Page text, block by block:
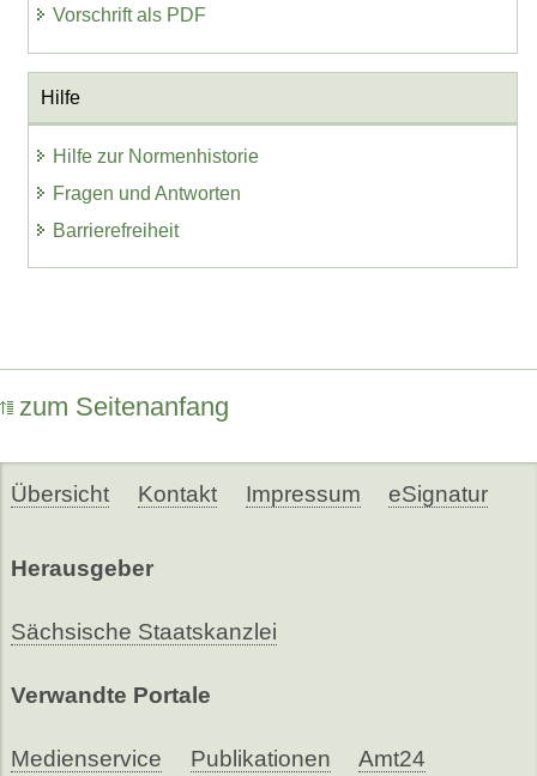
Vorschrift als PDF
Hilfe
Hilfe zur Normenhistorie
Fragen und Antworten
Barrierefreiheit
zum Seitenanfang
Übersicht Kontakt Impressum eSignatur
Herausgeber
Sächsische Staatskanzlei
Verwandte Portale
Medienservice Publikationen Amt24